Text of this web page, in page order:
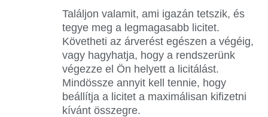
Találjon valamit, ami igazán tetszik, és
tegye meg a legmagasabb licitet.
Követheti az árverést egészen a végéig,
vagy hagyhatja, hogy a rendszerünk
végezze el Ön helyett a licitálást.
Mindössze annyit kell tennie, hogy
beállítja a licitet a maximálisan kifizetni
kívánt összegre.